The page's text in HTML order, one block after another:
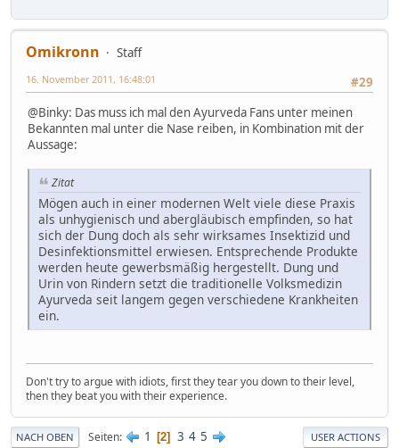
Omikronn
Staff
#29
16. November 2011, 16:48:01
@Binky: Das muss ich mal den Ayurveda Fans unter meinen
Bekannten mal unter die Nase reiben, in Kombination mit der
Aussage:
Zitat
Mögen auch in einer modernen Welt viele diese Praxis
als unhygienisch und abergläubisch empfinden, so hat
sich der Dung doch als sehr wirksames Insektizid und
Desinfektionsmittel erwiesen. Entsprechende Produkte
werden heute gewerbsmäßig hergestellt. Dung und
Urin von Rindern setzt die traditionelle Volksmedizin
Ayurveda seit langem gegen verschiedene Krankheiten
ein.
Don't try to argue with idiots, first they tear you down to their level,
then they beat you with their experience.
NACH OBEN Seiten 1 2 3 4 5 USER ACTIONS